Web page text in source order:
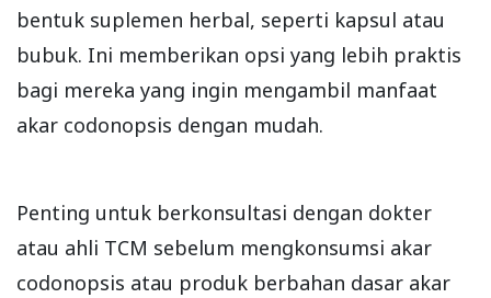
bentuk suplemen herbal, seperti kapsul atau
bubuk. Ini memberikan opsi yang lebih praktis
bagi mereka yang ingin mengambil manfaat
akar codonopsis dengan mudah.
Penting untuk berkonsultasi dengan dokter
atau ahli TCM sebelum mengkonsumsi akar
codonopsis atau produk berbahan dasar akar